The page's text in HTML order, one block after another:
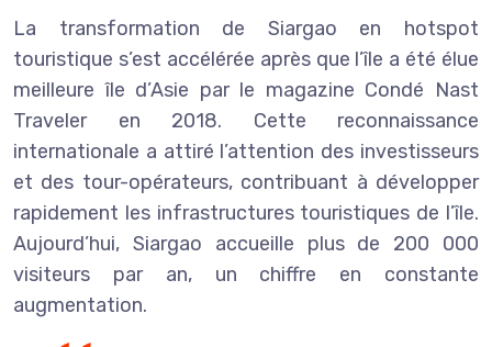
La transformation de Siargao en hotspot
touristique s’est accélérée après que l’île a été élue
meilleure île d’Asie par le magazine Condé Nast
Traveler en 2018. Cette reconnaissance
internationale a attiré l’attention des investisseurs
et des tour-opérateurs, contribuant à développer
rapidement les infrastructures touristiques de l’île.
Aujourd’hui, Siargao accueille plus de 200 000
visiteurs par an, un chiffre en constante
augmentation.